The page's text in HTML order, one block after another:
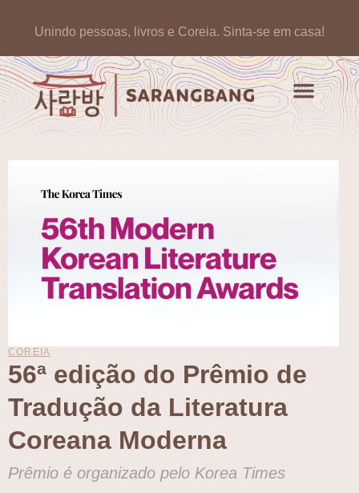
Unindo pessoas, livros e Coreia. Sinta-se em casa!
COREIA
56ª edição do Prêmio de
Tradução da Literatura
Coreana Moderna
Prêmio é organizado pelo Korea Times